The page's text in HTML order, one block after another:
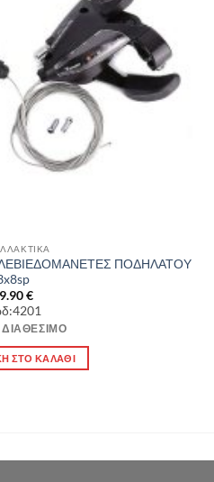
ΛΕΒΙΕΔΟΜΑΝΕΤΕΣ ΠΟΔΗΛΑΤΟΥ
€
ΣΤΟ ΚΑΛΆΘΙ